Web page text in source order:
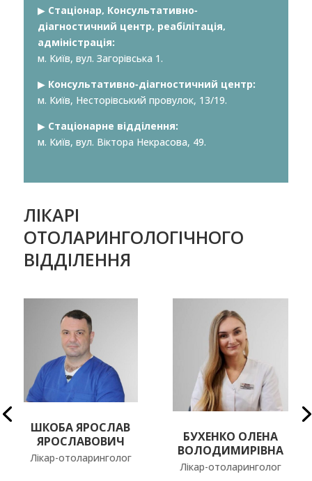
▶︎Стаціонар, Консультативно-
діагностичний центр, реабілітація,
адміністрація:
м. Київ, вул. Загорівська 1.
▶︎ Консультативно-діагностичний центр:
м. Київ, Несторівський провулок, 13/19.
▶︎ Стаціонарне відділення:
м. Київ, вул. Віктора Некрасова, 49.
ЛІКАРІ
ОТОЛАРИНГОЛОГІЧНОГО
ВІДДІЛЕННЯ
ШКОБА ЯРОСЛАВ
ЯРОСЛАВОВИЧ
Лікар-отоларинголог
БУХЕНКО ОЛЕНА
ВОЛОДИМИРІВНА
Лікар-отоларинголог